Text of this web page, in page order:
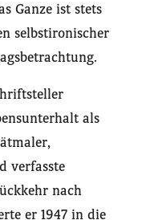
Ganze ist stets
selbstironischer
als
verfasste
nach
er 1947 in die